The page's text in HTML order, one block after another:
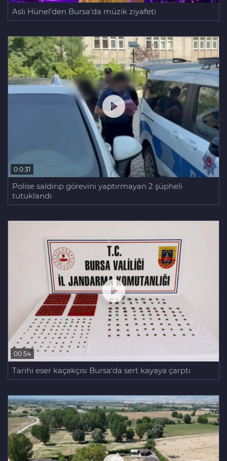
Aslı Hünel’den Bursa'da müzik ziyafeti
0:0:31
Polise saldırıp görevini yaptırmayan 2 şüpheli
tutuklandı
00:54
Tarihi eser kaçakçısı Bursa'da sert kayaya çarptı